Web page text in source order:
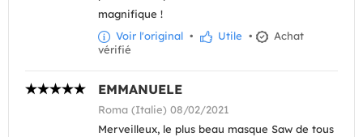
magnifique !
Voir l'original • Utile •
Achat
vérifié
EMMANUELE
Roma (Italie) 08/02/2021
Merveilleux, le plus beau masque Saw de tous